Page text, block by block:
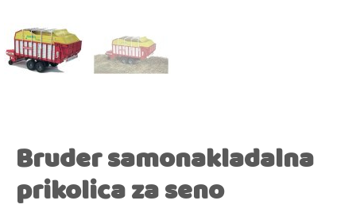
Bruder samonakladalna
prikolica za seno